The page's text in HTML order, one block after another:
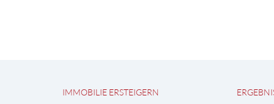
IMMOBILIE ERSTEIGERN